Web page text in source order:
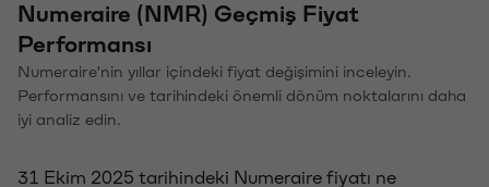
Numeraire (NMR) Geçmiş Fiyat
Performansı
Numeraire'nin yıllar içindeki fiyat değişimini inceleyin.
Performansını ve tarihindeki önemli dönüm noktalarını daha
iyi analiz edin.
31 Ekim 2025 tarihindeki Numeraire fiyatı ne